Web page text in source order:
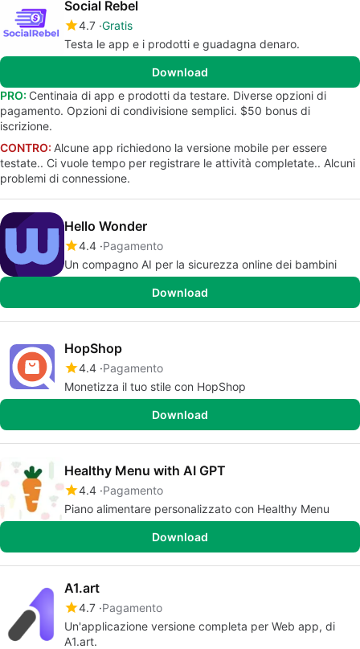
Social Rebel
4.7 Gratis
Testa le app e i prodotti e guadagna denaro.
Download
PRO: Centinaia di app e prodotti da testare. Diverse opzioni di
pagamento. Opzioni di condivisione semplici. $50 bonus di
iscrizione.
CONTRO: Alcune app richiedono la versione mobile per essere
testate.. Ci vuole tempo per registrare le attività completate.. Alcuni
problemi di connessione.
Hello Wonder
4.4 Pagamento
Un compagno AI per la sicurezza online dei bambini
Download
HopShop
4.4 Pagamento
Monetizza il tuo stile con HopShop
Download
Healthy Menu with AI GPT
4.4 Pagamento
Piano alimentare personalizzato con Healthy Menu
Download
A1.art
4.7 Pagamento
Un'applicazione versione completa per Web app, di
A1.art.